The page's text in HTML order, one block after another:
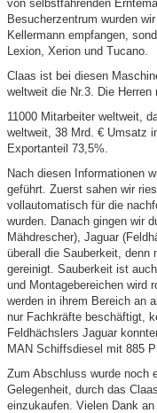
von selbstfahrenden
Besucherzentrum wurden
Kellermann empfangen,
Lexion, Xerion und Tucano.
Claas ist bei diesen
weltweit die Nr.3. Die
11000 Mitarbeiter weltweit,
weltweit, 38 Mrd. € Umsatz
Exportanteil 73,5%.
Nach diesen Informationen
geführt. Zuerst sahen wir
vollautomatisch für die
wurden. Danach gingen wir
Mähdrescher), Jaguar
überall die Sauberkeit, denn
gereinigt. Sauberkeit ist
und Montagebereichen wird
werden in ihrem Bereich an
nur Fachkräfte beschäftigt,
Feldhächslers Jaguar
MAN Schiffsdiesel mit 885
Zum Abschluss wurde noch
Gelegenheit, durch das
einzukaufen. Vielen Dank